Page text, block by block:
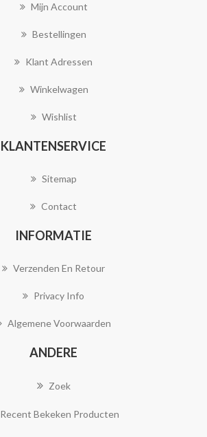
Mijn Account
Bestellingen
Klant Adressen
Winkelwagen
Wishlist
KLANTENSERVICE
Sitemap
Contact
INFORMATIE
Verzenden En Retour
Privacy Info
Algemene Voorwaarden
ANDERE
Zoek
Recent Bekeken Producten